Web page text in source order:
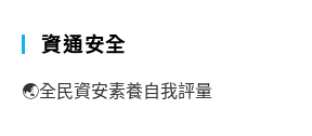
資通安全
🌏全民資安素養自我評量